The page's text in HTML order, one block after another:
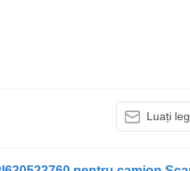
Luați